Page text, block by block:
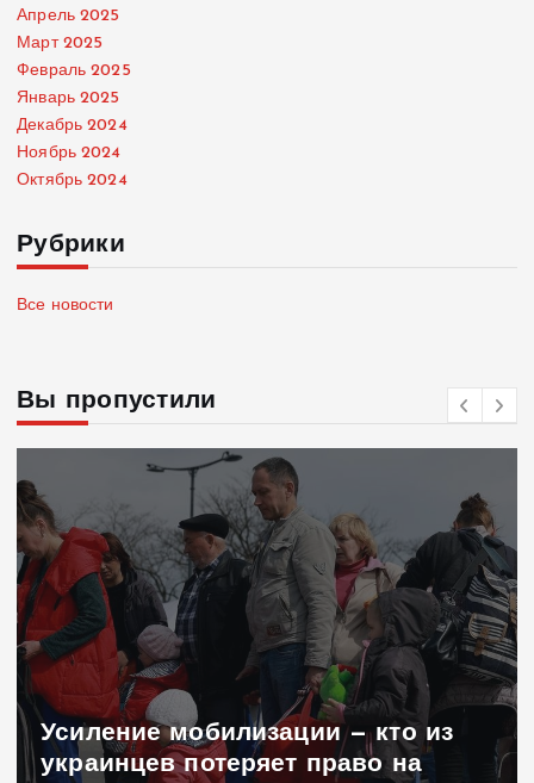
Апрель 2025
Март 2025
Февраль 2025
Январь 2025
Декабрь 2024
Ноябрь 2024
Октябрь 2024
Рубрики
Все новости
Вы пропустили
обмен разведывательными
данными между Украиной и США